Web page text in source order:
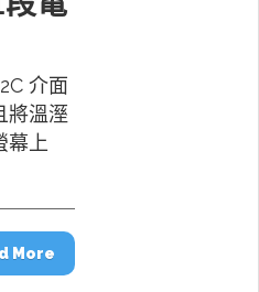
介面
將溫溼
幕上
More